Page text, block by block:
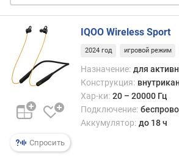
в
у
м
)
о
щ
Спросить
IQOO Wireless Sport
2024 год игровой режим
Назначение: для
Конструкция:
Хар-ки: 20 – 20000 Гц
Подключение:
Аккумулятор: до 18 ч